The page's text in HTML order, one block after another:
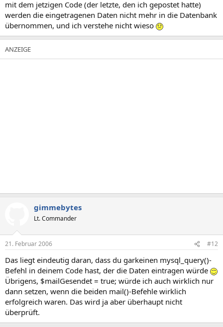
mit dem jetzigen Code (der letzte, den ich gepostet hatte)
werden die eingetragenen Daten nicht mehr in die Datenbank
übernommen, und ich verstehe nicht wieso
gimmebytes
Lt. Commander
21. Februar 2006 #12
Das liegt eindeutig daran, dass du garkeinen mysql_query()-
Befehl in deinem Code hast, der die Daten eintragen würde
Übrigens, $mailGesendet = true; würde ich auch wirklich nur
dann setzen, wenn die beiden mail()-Befehle wirklich
erfolgreich waren. Das wird ja aber überhaupt nicht
überprüft.